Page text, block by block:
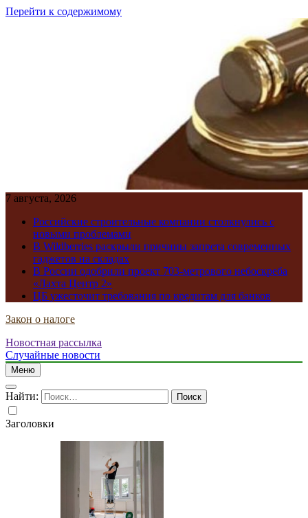
Перейти к содержимому
7 августа, 2026
Российские строительные компании столкнулись с
новыми проблемами
В Wildberries раскрыли причины запрета современных
гаджетов на складах
В России одобрили проект 703-метрового небоскреба
«Лахта Центр 2»
ЦБ ужесточит требования по кредитам для банков
Закон о налоге
Новостная рассылка
Случайные новости
Меню
Найти:
Заголовки